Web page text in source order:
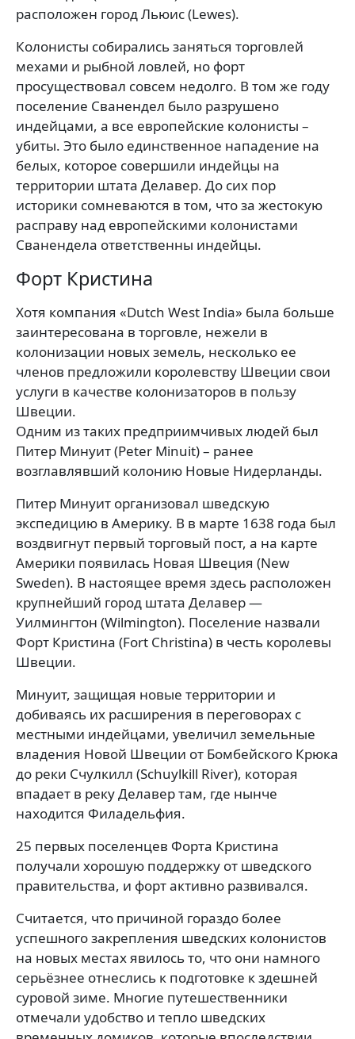
расположен город Льюис (Lewes).
Колонисты собирались заняться торговлей
мехами и рыбной ловлей, но форт
просуществовал совсем недолго. В том же году
поселение Сванендел было разрушено
индейцами, а все европейские колонисты –
убиты. Это было единственное нападение на
белых, которое совершили индейцы на
территории штата Делавер. До сих пор
историки сомневаются в том, что за жестокую
расправу над европейскими колонистами
Сванендела ответственны индейцы.
Форт Кристина
Хотя компания «Dutch West India» была больше
заинтересована в торговле, нежели в
колонизации новых земель, несколько ее
членов предложили королевству Швеции свои
услуги в качестве колонизаторов в пользу
Швеции.
Одним из таких предприимчивых людей был
Питер Минуит (Peter Minuit) – ранее
возглавлявший колонию Новые Нидерланды.
Питер Минуит организовал шведскую
экспедицию в Америку. В в марте 1638 года был
воздвигнут первый торговый пост, а на карте
Америки появилась Новая Швеция (New
Sweden). В настоящее время здесь расположен
крупнейший город штата Делавер —
Уилмингтон (Wilmington). Поселение назвали
Форт Кристина (Fort Christina) в честь королевы
Швеции.
Минуит, защищая новые территории и
добиваясь их расширения в переговорах с
местными индейцами, увеличил земельные
владения Новой Швеции от Бомбейского Крюка
до реки Счулкилл (Schuylkill River), которая
впадает в реку Делавер там, где нынче
находится Филадельфия.
25 первых поселенцев Форта Кристина
получали хорошую поддержку от шведского
правительства, и форт активно развивался.
Считается, что причиной гораздо более
успешного закрепления шведских колонистов
на новых местах явилось то, что они намного
серьёзнее отнеслись к подготовке к здешней
суровой зиме. Многие путешественники
отмечали удобство и тепло шведских